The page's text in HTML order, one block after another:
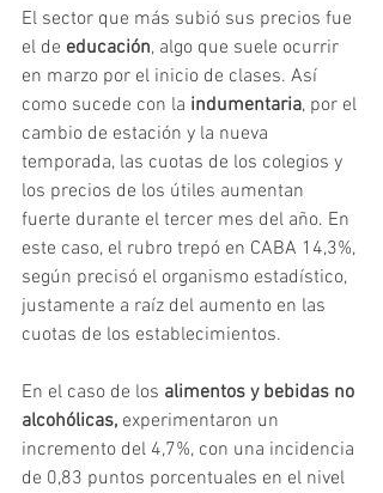
El sector que más subió sus precios fue
el de educación, algo que suele ocurrir
en marzo por el inicio de clases. Así
como sucede con la indumentaria, por el
cambio de estación y la nueva
temporada, las cuotas de los colegios y
los precios de los útiles aumentan
fuerte durante el tercer mes del año. En
este caso, el rubro trepó en CABA 14,3%,
según precisó el organismo estadístico,
justamente a raíz del aumento en las
cuotas de los establecimientos.
En el caso de los alimentos y bebidas no
alcohólicas, experimentaron un
incremento del 4,7%, con una incidencia
de 0,83 puntos porcentuales en el nivel